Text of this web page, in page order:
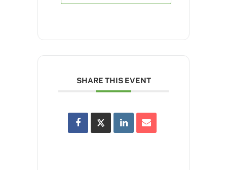
SHARE THIS EVENT